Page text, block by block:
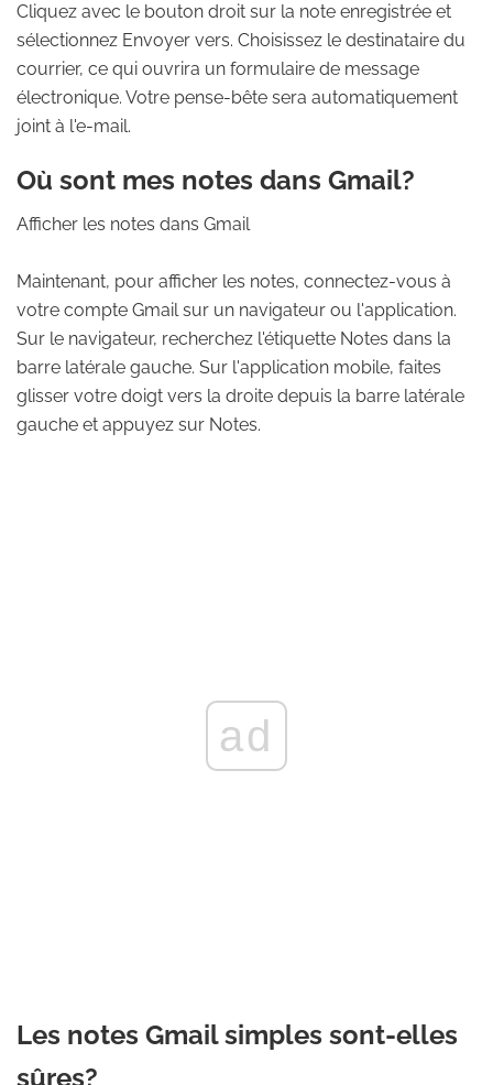
Cliquez avec le bouton droit sur la note enregistrée et
sélectionnez Envoyer vers. Choisissez le destinataire du
courrier, ce qui ouvrira un formulaire de message
électronique. Votre pense-bête sera automatiquement
joint à l'e-mail.
Où sont mes notes dans Gmail?
Afficher les notes dans Gmail
Maintenant, pour afficher les notes, connectez-vous à
votre compte Gmail sur un navigateur ou l'application.
Sur le navigateur, recherchez l'étiquette Notes dans la
barre latérale gauche. Sur l'application mobile, faites
glisser votre doigt vers la droite depuis la barre latérale
gauche et appuyez sur Notes.
ad
Les notes Gmail simples sont-elles
sûres?